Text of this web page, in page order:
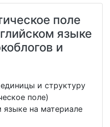
поле
языке
и
и структуру
поле)
языке на материале